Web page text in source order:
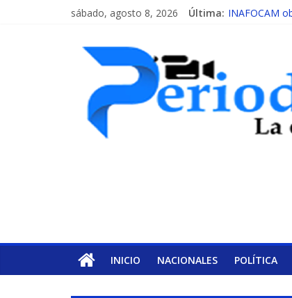
sábado, agosto 8, 2026 Última: INAFOCAM
MESCyT
INICIO NACIONALES POLÍTICA